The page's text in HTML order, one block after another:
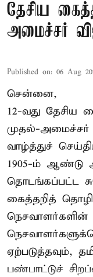
தேசிய
அமைச்சர்
Published on: 06 Aug
சென்னை,
12-வது தேசிய
முதல்-அமைச்சர்
வாழ்த்துச்
1905-ம் ஆண்டு
தொடங்கப்பட்ட
கைத்தறித்
நெசவாளர்களின்
ஏற்படுத்தவும்,
பண்பாட்டுச்